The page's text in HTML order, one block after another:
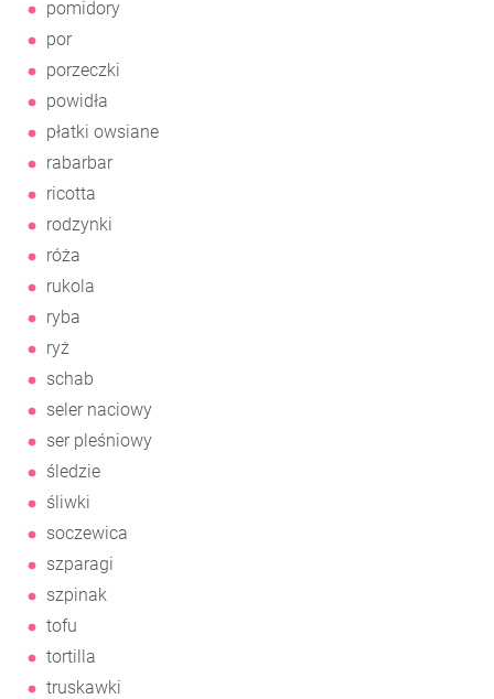
pomidory
por
porzeczki
powidła
płatki owsiane
rabarbar
ricotta
rodzynki
róża
rukola
ryba
ryż
schab
seler naciowy
ser pleśniowy
śledzie
śliwki
soczewica
szparagi
szpinak
tofu
tortilla
truskawki